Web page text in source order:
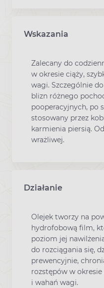
Wskazania
Zalecany do
w okresie ciąży,
wagi. Szczególnie
blizn różnego
pooperacyjnych, po
stosowany przez
karmienia piersią.
wrażliwej.
Działanie
Olejek tworzy na
hydrofobową film,
poziom jej
do rozciągania się,
prewencyjnie,
rozstępów w
i wahań wagi.